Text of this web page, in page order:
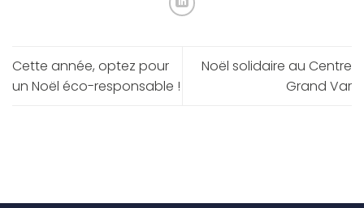
Cette année, optez pour
un Noël éco-responsable !
Noël solidaire au Centre
Grand Var